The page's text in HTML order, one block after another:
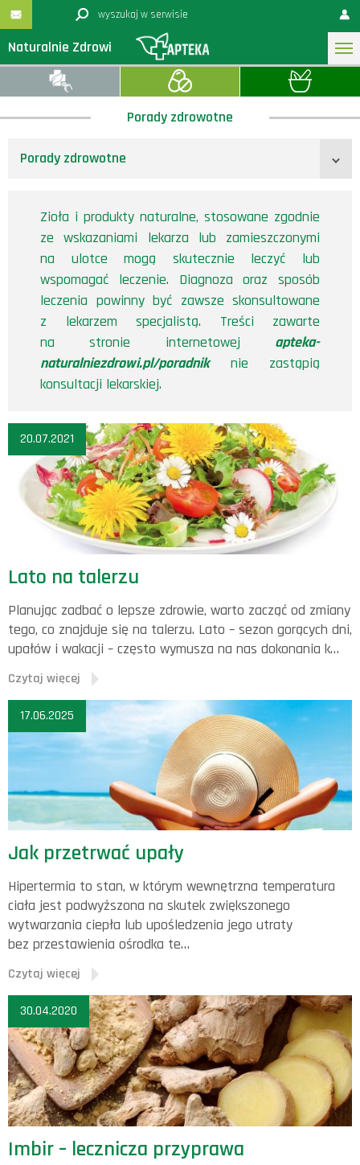
Naturalnie Zdrowi
Porady zdrowotne
Porady zdrowotne
Zioła i produkty naturalne, stosowane zgodnie
ze wskazaniami lekarza lub zamieszczonymi
na ulotce mogą skutecznie leczyć lub
wspomagać leczenie. Diagnoza oraz sposób
leczenia powinny być zawsze skonsultowane
z lekarzem specjalistą. Treści zawarte
na stronie internetowej apteka-
naturalniezdrowi.pl/poradniknie zastąpią
konsultacji lekarskiej.
20.07.2021
Lato na talerzu
Planując zadbać o lepsze zdrowie, warto zacząć od zmiany
tego, co znajduje się na talerzu. Lato – sezon gorących dni,
upałów i wakacji – często wymusza na nas dokonania k…
Czytaj więcej
17.06.2025
Jak przetrwać upały
Hipertermia to stan, w którym wewnętrzna temperatura
ciała jest podwyższona na skutek zwiększonego
wytwarzania ciepła lub upośledzenia jego utraty
bez przestawienia ośrodka te…
Czytaj więcej
30.04.2020
Imbir – lecznicza przyprawa